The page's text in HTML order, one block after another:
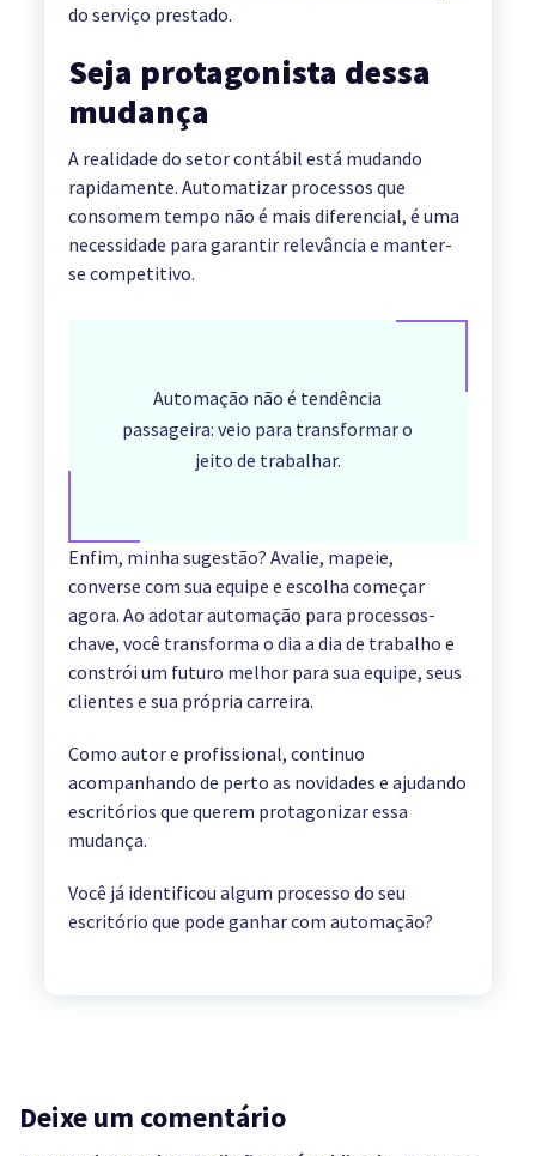
do serviço prestado.
Seja protagonista dessa
mudança
A realidade do setor contábil está mudando
rapidamente. Automatizar processos que
consomem tempo não é mais diferencial, é uma
necessidade para garantir relevância e manter-
se competitivo.
Automação não é tendência
passageira: veio para transformar o
jeito de trabalhar.
Enfim, minha sugestão? Avalie, mapeie,
converse com sua equipe e escolha começar
agora. Ao adotar automação para processos-
chave, você transforma o dia a dia de trabalho e
constrói um futuro melhor para sua equipe, seus
clientes e sua própria carreira.
Como autor e profissional, continuo
acompanhando de perto as novidades e ajudando
escritórios que querem protagonizar essa
mudança.
Você já identificou algum processo do seu
escritório que pode ganhar com automação?
Deixe um comentário